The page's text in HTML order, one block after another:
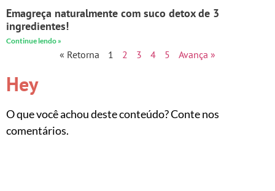
Emagreça naturalmente com suco detox de 3
ingredientes!
Continue lendo »
« Retorna 1 2 3 4 5 Avança »
Hey
O que você achou deste conteúdo? Conte nos
comentários.